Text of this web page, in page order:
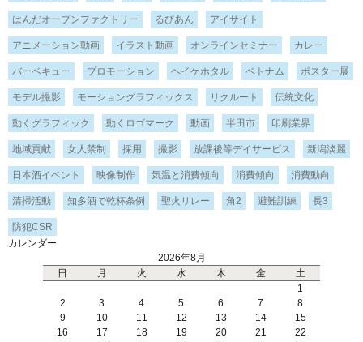
はんだオープンファクトリー るびあん アイサイト
アニメーション動画 イラスト動画 オンラインセミナー カレー
バーベキュー プロモーション ヘイケホタル ベトナム ポスター展
モデル撮影 モーショングラフィックス リクルート 伝統文化
動くグラフィック 動くロゴマーク 動画 半田市 印刷業界
地域貢献 女人禁制 採用 撮影 放課後等デイサービス 新潟淡麗
日本酒イベント 映像制作 気温と消費傾向 消費傾向 消費動向
清掃活動 知多酒で乾杯条例 聖火リレー 角2 避難訓練 長3
防犯CSR
カレンダー
2026年8月
日
月 火 水 木 金 土
1
2
3 4 5 6 7
8
9
10 11 12 13 14
15
16
17 18 19 20 21
22